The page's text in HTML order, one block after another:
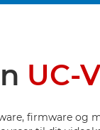
UC-
firmware og